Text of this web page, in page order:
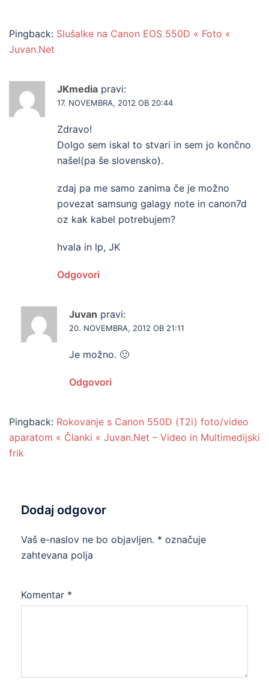
Pingback: Slušalke na Canon EOS 550D « Foto «
Juvan.Net
JKmedia pravi:
17. NOVEMBRA, 2012 OB 20:44
Zdravo!
Dolgo sem iskal to stvari in sem jo končno
našel(pa še slovensko).
zdaj pa me samo zanima če je možno
povezat samsung galagy note in canon7d
oz kak kabel potrebujem?
hvala in lp, JK
Odgovori
Juvan pravi:
20. NOVEMBRA, 2012 OB 21:11
Je možno. 🙂
Odgovori
Pingback: Rokovanje s Canon 550D (T2i) foto/video
aparatom « Članki « Juvan.Net – Video in Multimedijski
frik
Dodaj odgovor
Vaš e-naslov ne bo objavljen. * označuje
zahtevana polja
Komentar *